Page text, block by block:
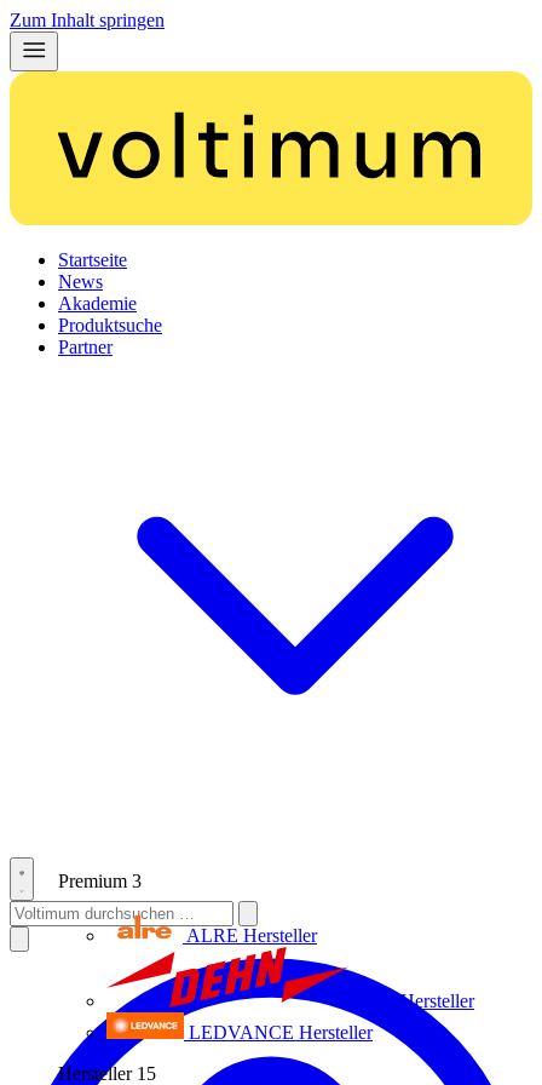
Zum Inhalt springen
Startseite
News
Akademie
Produktsuche
Partner
Premium 3
ALRE Hersteller
Hersteller
LEDVANCE Hersteller
Hersteller 15